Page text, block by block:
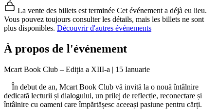
La vente des billets est terminée Cet événement a déjà eu lieu.
Vous pouvez toujours consulter les détails, mais les billets ne sont
plus disponibles. Découvrir d'autres événements
À propos de l'événement
Mcart Book Club – Ediția a XIII-a | 15 Ianuarie
În debut de an, Mcart Book Club vă invită la o nouă întâlnire
dedicată lecturii și dialogului, un prilej de reflecție, reconectare și
întâlnire cu oameni care împărtășesc aceeași pasiune pentru cărți.